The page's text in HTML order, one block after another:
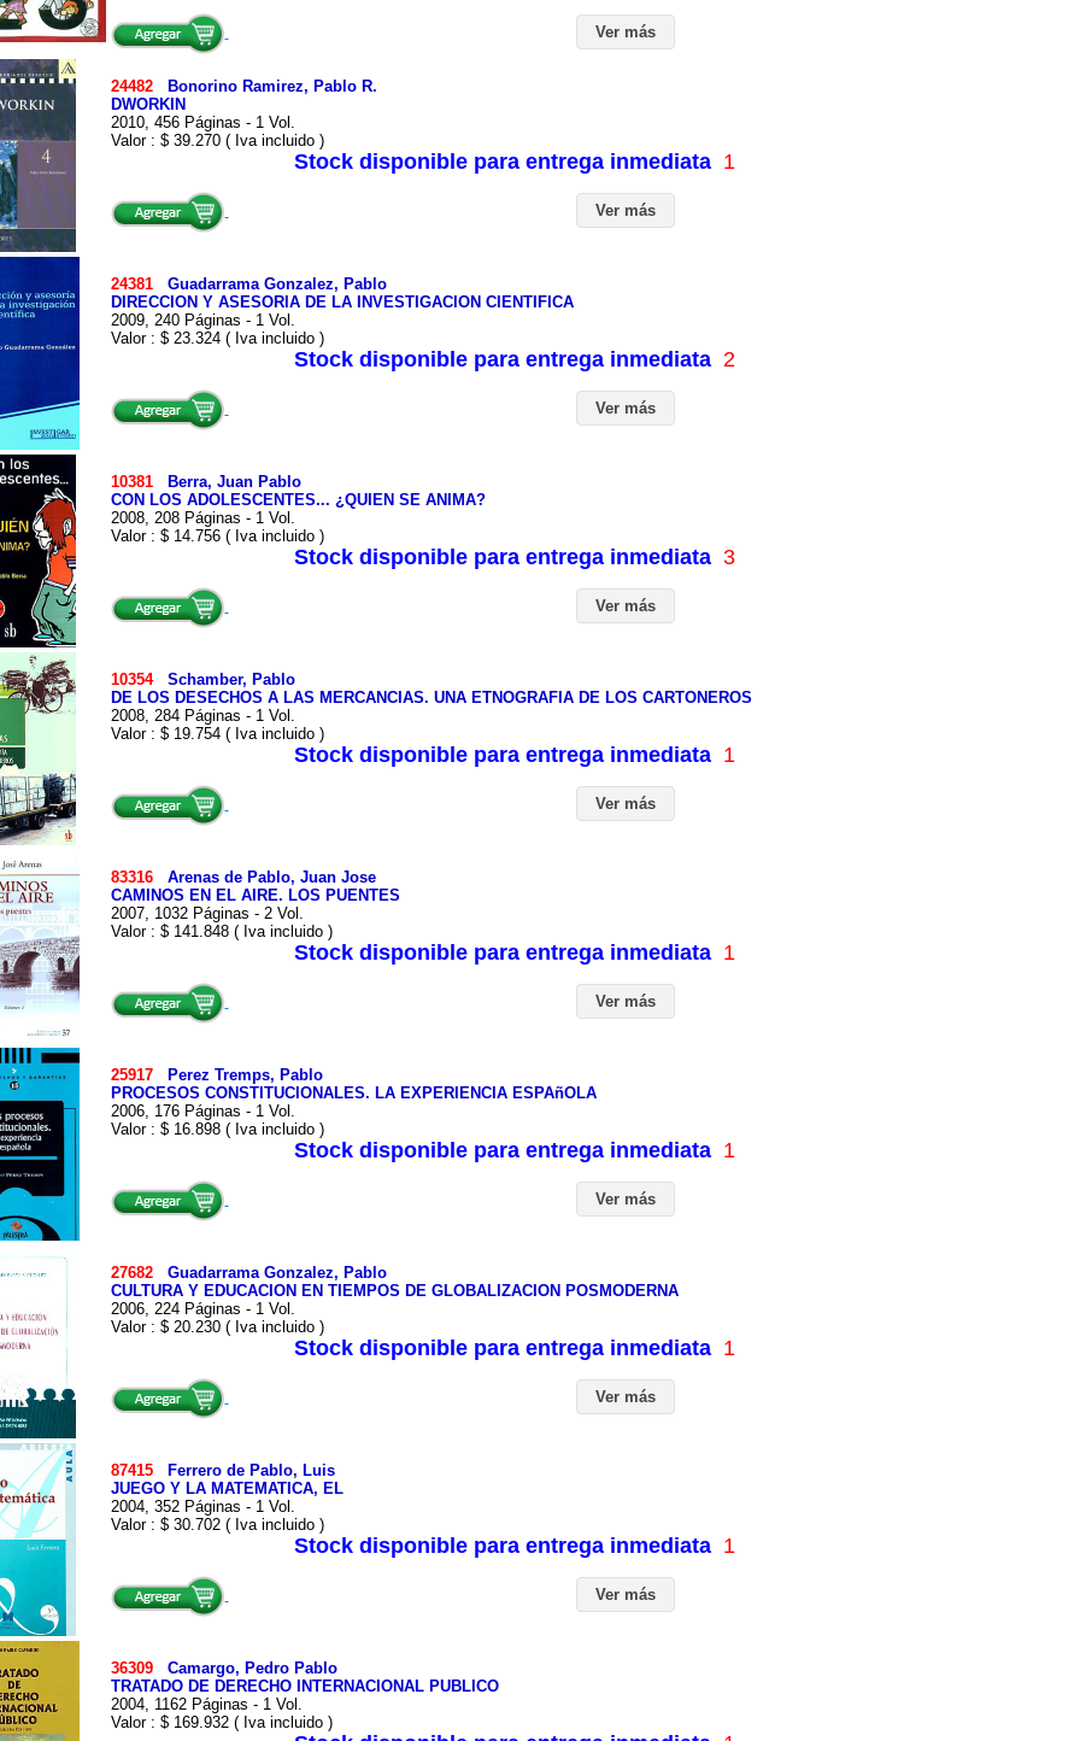
Ver más
24482
Bonorino Ramirez, Pablo R.
DWORKIN
2010, 456 Páginas - 1 Vol.
Valor : $ 39.270 ( Iva incluido )
Stock disponible para entrega inmediata 1
Ver más
24381 Guadarrama Gonzalez, Pablo
DIRECCION Y ASESORIA DE LA INVESTIGACION CIENTIFICA
2009, 240 Páginas - 1 Vol.
Valor : $ 23.324 ( Iva incluido )
Stock disponible para entrega inmediata 2
Ver más
10381
Berra, Juan Pablo
CON LOS ADOLESCENTES... ¿QUIEN SE ANIMA?
2008, 208 Páginas - 1 Vol.
Valor : $ 14.756 ( Iva incluido )
Stock disponible para entrega inmediata 3
Ver más
10354 Schamber, Pablo
DE LOS DESECHOS A LAS MERCANCIAS. UNA ETNOGRAFIA DE LOS CARTONEROS
2008, 284 Páginas - 1 Vol.
Valor : $ 19.754 ( Iva incluido )
Stock disponible para entrega inmediata 1
Ver más
83316 Arenas de Pablo, Juan Jose
CAMINOS EN EL AIRE. LOS PUENTES
2007, 1032 Páginas - 2 Vol.
Valor : $ 141.848 ( Iva incluido )
Stock disponible para entrega inmediata 1
Ver más
25917
Perez Tremps, Pablo
PROCESOS CONSTITUCIONALES. LA EXPERIENCIA ESPAñOLA
2006, 176 Páginas - 1 Vol.
Valor : $ 16.898 ( Iva incluido )
Stock disponible para entrega inmediata 1
Ver más
27682 Guadarrama Gonzalez, Pablo
CULTURA Y EDUCACION EN TIEMPOS DE GLOBALIZACION POSMODERNA
2006, 224 Páginas - 1 Vol.
Valor : $ 20.230 ( Iva incluido )
Stock disponible para entrega inmediata 1
Ver más
87415
Ferrero de Pablo, Luis
JUEGO Y LA MATEMATICA, EL
2004, 352 Páginas - 1 Vol.
Valor : $ 30.702 ( Iva incluido )
Stock disponible para entrega inmediata 1
Ver más
36309 Camargo, Pedro Pablo
TRATADO DE DERECHO INTERNACIONAL PUBLICO
2004, 1162 Páginas - 1 Vol.
Valor : $ 169.932 ( Iva incluido )